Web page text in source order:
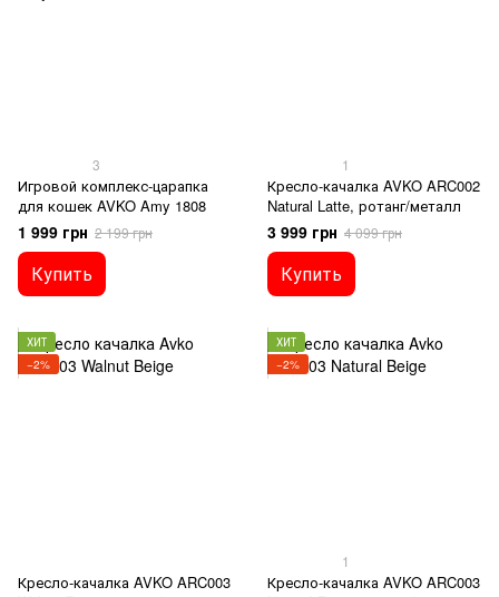
3
Игровой комплекс-царапка
для кошек AVKO Amy 1808
1 999 грн 2 199 грн
Купить
1
Кресло-качалка AVKO ARC002
Natural Latte, ротанг/металл
3 999 грн 4 099 грн
Купить
ХИТ
−2%
Кресло-качалка AVKO ARC003
ХИТ
−2%
1
Кресло-качалка AVKO ARC003